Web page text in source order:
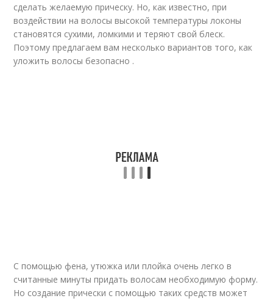
сделать желаемую прическу. Но, как известно, при
воздействии на волосы высокой температуры локоны
становятся сухими, ломкими и теряют свой блеск.
Поэтому предлагаем вам несколько вариантов того, как
уложить волосы безопасно .
С помощью фена, утюжка или плойка очень легко в
считанные минуты придать волосам необходимую форму.
Но создание прически с помощью таких средств может